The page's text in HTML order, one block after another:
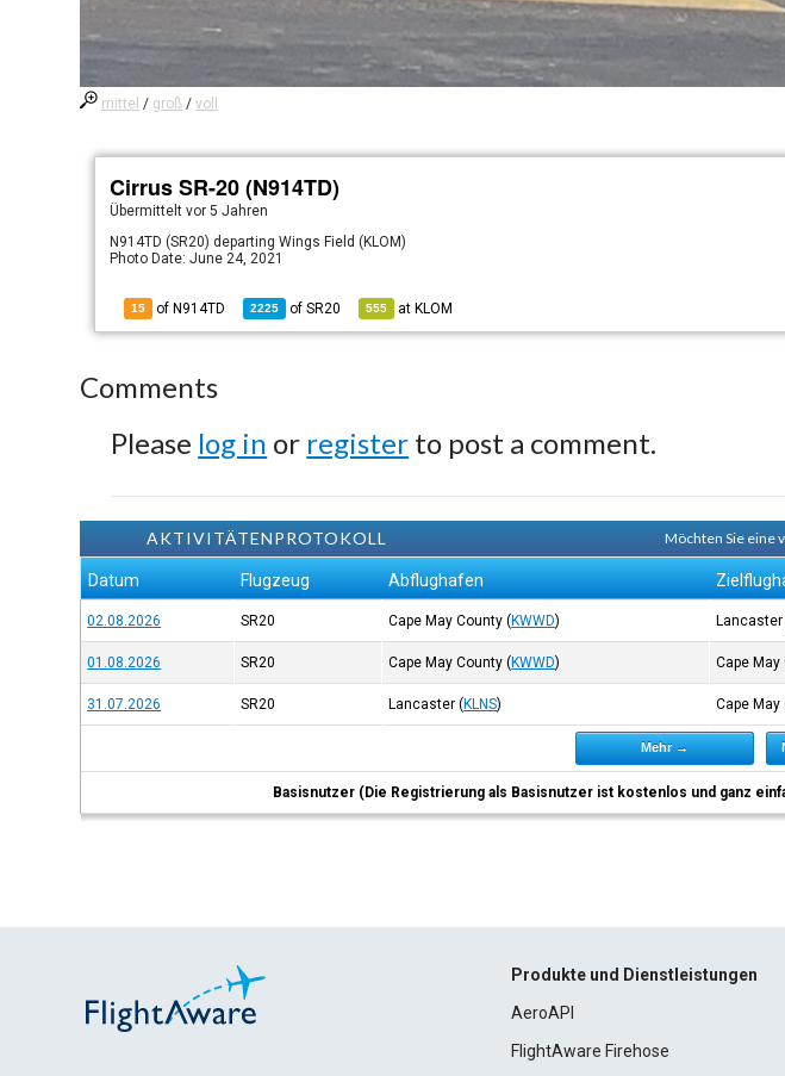
mittel / groß /voll
Cirrus SR-20 (N914TD)
Übermitteltvor 5 Jahren
N914TD (SR20) departing Wings Field (KLOM)
Photo Date: June 24, 2021
15 of N914TD 2225 ofSR20 555 at KLOM
Comments
Please log in or register to post a comment.
AKTIVITÄTENPROTOKOLL Möchten Sie eine
Datum Flugzeug Abflughafen
02.08.2026 SR20 Cape May County (KWWD) Lancaster
01.08.2026 SR20 Cape May County (KWWD) Cape May
31.07.2026 SR20 Lancaster (KLNS) Cape May
Mehr →
Basisnutzer (Die Registrierung als Basisnutzer ist kostenlos und ganz
Produkte und Dienstleistungen
AeroAPI
FlightAware Firehose